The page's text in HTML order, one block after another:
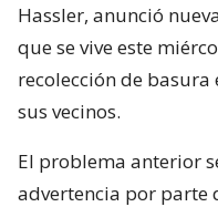
Hassler, anunció
que se vive este
recolección de
sus vecinos.
El problema anterior
advertencia por parte